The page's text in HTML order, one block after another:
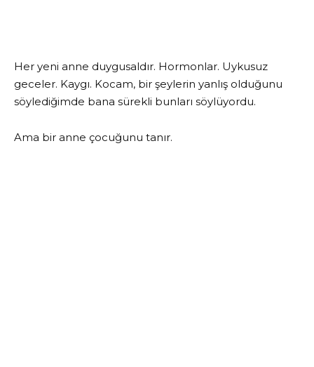
Her yeni anne duygusaldır. Hormonlar. Uykusuz
geceler. Kaygı. Kocam, bir şeylerin yanlış olduğunu
söylediğimde bana sürekli bunları söylüyordu.
Ama bir anne çocuğunu tanır.